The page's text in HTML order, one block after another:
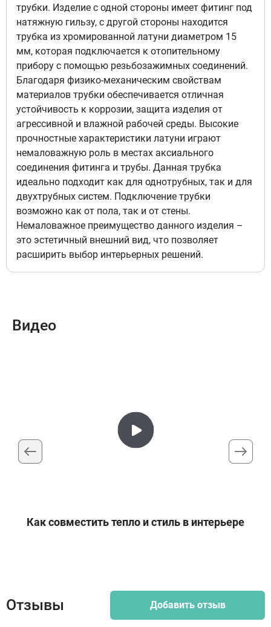
трубки. Изделие с одной стороны имеет фитинг под
натяжную гильзу, с другой стороны находится
трубка из хромированной латуни диаметром 15
мм, которая подключается к отопительному
прибору с помощью резьбозажимных соединений.
Благодаря физико-механическим свойствам
материалов трубки обеспечивается отличная
устойчивость к коррозии, защита изделия от
агрессивной и влажной рабочей среды. Высокие
прочностные характеристики латуни играют
немаловажную роль в местах аксиального
соединения фитинга и трубы. Данная трубка
идеально подходит как для однотрубных, так и для
двухтрубных систем. Подключение трубки
возможно как от пола, так и от стены.
Немаловажное преимущество данного изделия –
это эстетичный внешний вид, что позволяет
расширить выбор интерьерных решений.
Видео
Как совместить тепло и стиль в интерьере
Отзывы Добавить отзыв